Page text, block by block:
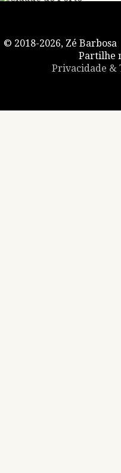
© 2018-2026, Zé
Partilhe
Privacidade &